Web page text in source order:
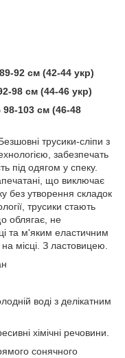
92 см (42-44 укр)
98 см (44-46 укр)
98-103 см (46-48
трусики-сліпи з
забезпечать
під одягом у спеку.
що виключає
без утворення складок
трусики стають
облягає, не
та м'яким еластичним
на місці. З ластовицею.
воді з делікатним
хімічні речовини.
сонячного